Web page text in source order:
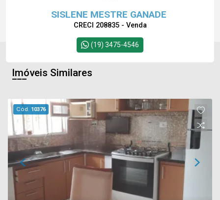
SISLENE MESTRE GANADE
CRECI 208835 - Venda
(19) 3475-4546
Imóveis Similares
Cód. 10376